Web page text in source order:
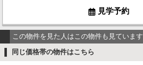
見学予約
この物件を見た人はこの物件も見ています
同じ価格帯の物件はこちら